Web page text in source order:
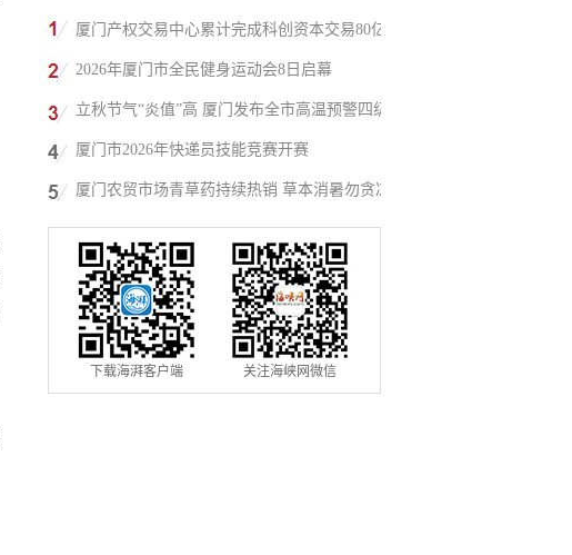
厦门产权交易中心累计完成科创资本交易80亿
元
2026年厦门市全民健身运动会8日启幕
立秋节气“炎值”高 厦门发布全市高温预警四级
厦门市2026年快递员技能竞赛开赛
厦门农贸市场青草药持续热销 草本消暑勿贪凉
下载海湃客户端 关注海峡网微信